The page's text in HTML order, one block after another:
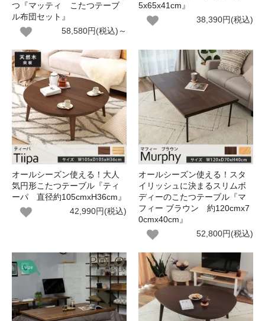
つ『マッティ こたつテーブ
ル布団セット』
58,580円(税込)～
5x65x41cm』
38,390円(税込)
オールシーズン使える！大人
気円形こたつテーブル『ティ
ーパ 直径約105cmxH36cm』
42,990円(税込)
オールシーズン使える！スタ
イリッシュに決まるスリムボ
ディーのこたつテーブル『マ
フィー ブラウン 約120cmx7
0cmx40cm』
52,800円(税込)